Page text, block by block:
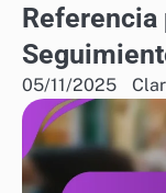
Referencia
05/11/2025